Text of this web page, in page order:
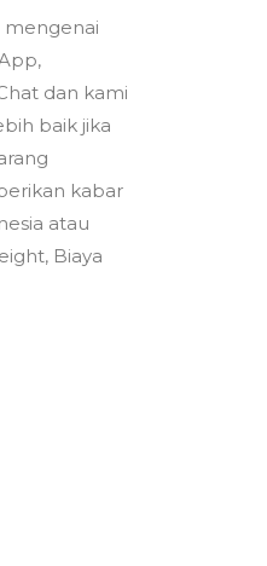
mengenai
dan kami
baik jika
kabar
atau
Biaya